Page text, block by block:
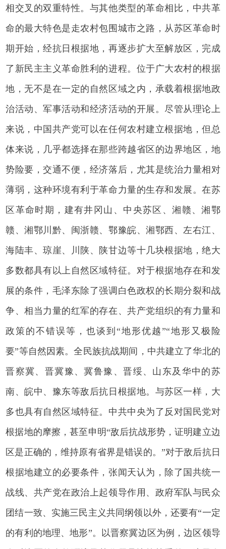
相交叉的双重特性。与其他类型的革命相比，中共革
命的最大特色是走农村包围城市之路，从苏区革命时
期开始，经抗日根据地，再逐步扩大至解放区，完成
了新民主主义革命胜利的进程。位于广大农村的根据
地，无不是在一定的自然区域之内，承载着根据地政
治活动、军事活动和经济活动的开展。尽管从理论上
来说，中国共产党可以在任何农村建立根据地，但总
体来说，几乎都选择在那些跨越省区的边界地区，地
势险要，交通不便，经济落后，尤其是统治力量相对
薄弱，这种环境有利于革命力量的生存和发展。在苏
区革命时期，建有井冈山、中央苏区、湘赣、湘鄂
赣、湘鄂川黔、闽浙赣、鄂豫皖、湘鄂西、左右江、
海陆丰、琼崖、川陕、陕甘边等十几块根据地，绝大
多数都具有以上自然区域特征。对于根据地存在和发
展的条件，毛泽东除了强调白色政权的长期分裂和战
争、相当力量的红军的存在、共产党组织的有力量和
政策的不错误等，也谈到“地形优越”“地形又极险
要”等自然因素。全民族抗战期间，中共建立了华北的
晋察冀、晋冀豫、冀鲁豫、晋绥、山东及华中的苏
南、皖中、豫东等敌后抗日根据地。与苏区一样，大
多也具有自然区域特征。中共中央为了反对国民党对
根据地的摩擦，甚至申明“敌后抗战形势，证明建立边
区是正确的，维持原有省界是错误的。”对于敌后抗日
根据地建立的必要条件，张闻天认为，除了国共统一
战线、共产党在政治上起领导作用、政府军队与民众
团结一致、实施三民主义共同纲领以外，还要有“一定
的有利的地理、地形”。以晋察冀边区为例，边区领导